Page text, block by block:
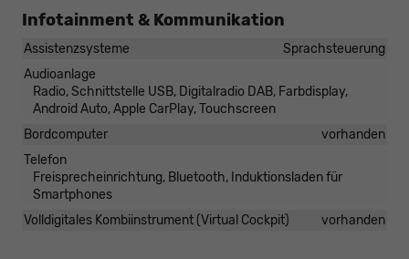
Infotainment & Kommunikation
Assistenzsysteme
Sprachsteuerung
Audioanlage
Radio, Schnittstelle USB, Digitalradio DAB, Farbdisplay,
Android Auto, Apple CarPlay, Touchscreen
Bordcomputer
vorhanden
Telefon
Freisprecheinrichtung, Bluetooth, Induktionsladen für
Smartphones
Volldigitales Kombiinstrument (Virtual Cockpit)
vorhanden